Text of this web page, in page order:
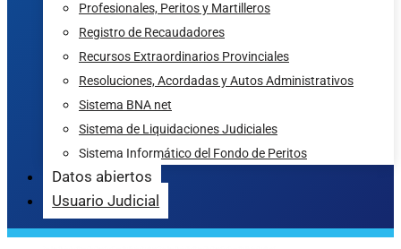
Profesionales, Peritos y Martilleros
Registro de Recaudadores
Recursos Extraordinarios Provinciales
Resoluciones, Acordadas y Autos Administrativos
Sistema BNA net
Sistema de Liquidaciones Judiciales
Sistema Informático del Fondo de Peritos
Datos abiertos
Usuario Judicial